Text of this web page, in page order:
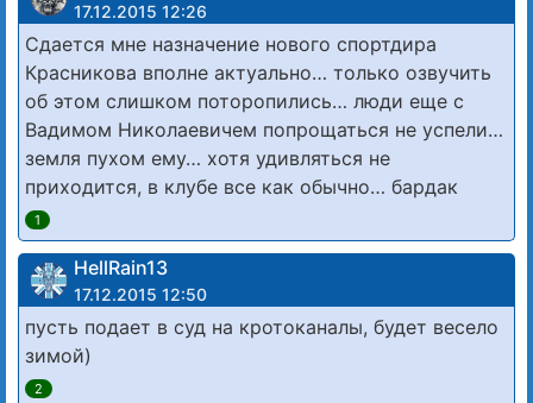
17.12.2015 12:26
Сдается мне назначение нового спортдира
Красникова вполне актуально… только озвучить
об этом слишком поторопились… люди еще с
Вадимом Николаевичем попрощаться не успели…
земля пухом ему… хотя удивляться не
приходится, в клубе все как обычно… бардак
1
HellRain13
17.12.2015 12:50
пусть подает в суд на кротоканалы, будет весело
зимой)
2